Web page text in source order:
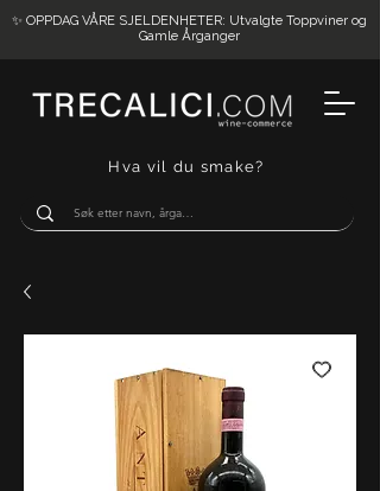
Hva vil du smake?
✨ OPPDAG VÅRE SJELDENHETER: Utvalgte Toppviner og
Gamle Årganger